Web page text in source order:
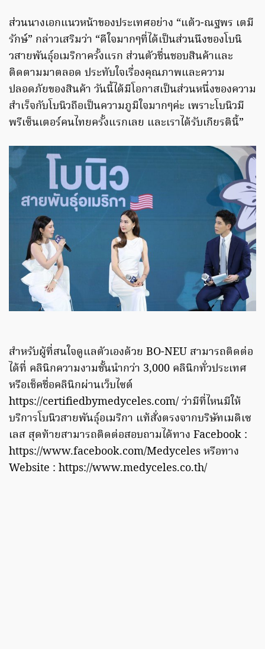
ส่วนนางเอกแนวหน้าของประเทศอย่าง “แต้ว-ณฐพร เตมี
รักษ์” กล่าวเสริมว่า “ดีใจมากๆที่ได้เป็นส่วนนึงของโบนิ
วสายพันธุ์อเมริกาครั้งแรก ส่วนตัวชื่นชอบสินค้าและ
ติดตามมาตลอด ประทับใจเรื่องคุณภาพและความ
ปลอดภัยของสินค้า วันนี้ได้มีโอกาสเป็นส่วนหนึ่งของความ
สำเร็จกับโบนิวถือเป็นความภูมิใจมากๆค่ะ เพราะโบนิวมี
พรีเซ็นเตอร์คนไทยครั้งแรกเลย และเราได้รับเกียรตินี้”
สำหรับผู้ที่สนใจดูแลตัวเองด้วย BO-NEU สามารถติดต่อ
ได้ที่ คลินิกความงามชั้นนำกว่า 3,000 คลินิกทั่วประเทศ
หรือเช็คชื่อคลินิกผ่านเว็บไซต์
https://certifiedbymedyceles.com/ ว่ามีที่ไหนมีให้
บริการโบนิวสายพันธุ์อเมริกา แท้สั่งตรงจากบริษัทเมดิเซ
เลส สุดท้ายสามารถติดต่อสอบถามได้ทาง Facebook :
https://www.facebook.com/Medyceles หรือทาง
Website : https://www.medyceles.co.th/